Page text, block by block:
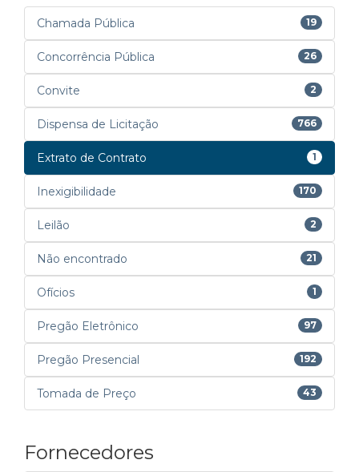
Chamada Pública 19
Concorrência Pública 26
Convite 2
Dispensa de Licitação 766
Extrato de Contrato 1
Inexigibilidade 170
Leilão 2
Não encontrado 21
Ofícios 1
Pregão Eletrônico 97
Pregão Presencial 192
Tomada de Preço 43
Fornecedores